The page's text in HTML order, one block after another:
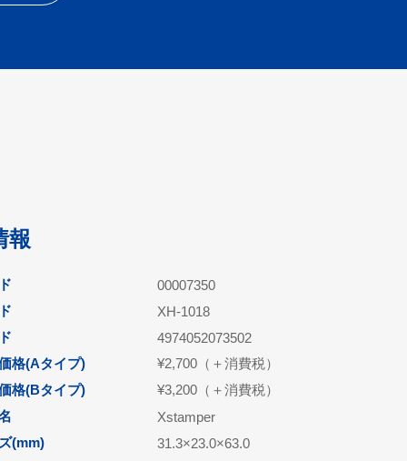
報
00007350
XH-1018
4974052073502
格(Aタイプ)
¥2,700（＋消費税）
格(Bタイプ)
¥3,200（＋消費税）
Xstamper
(mm)
31.3×23.0×63.0